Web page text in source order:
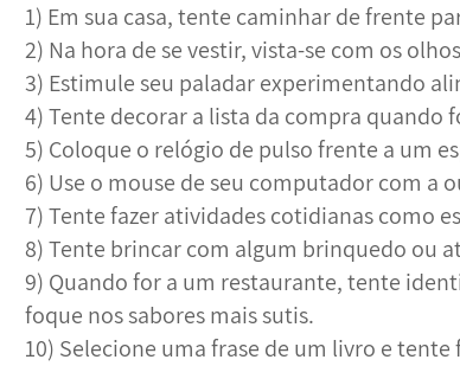
1) Em sua casa, tente caminhar de frente
2) Na hora de se vestir, vista-se com os
3) Estimule seu paladar experimentando
4) Tente decorar a lista da compra quando
5) Coloque o relógio de pulso frente a um
6) Use o mouse de seu computador com a
7) Tente fazer atividades cotidianas como
8) Tente brincar com algum brinquedo ou
9) Quando for a um restaurante, tente
foque nos sabores mais sutis.
10) Selecione uma frase de um livro e